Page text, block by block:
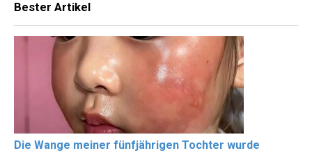
Bester Artikel
Die Wange meiner fünfjährigen Tochter wurde